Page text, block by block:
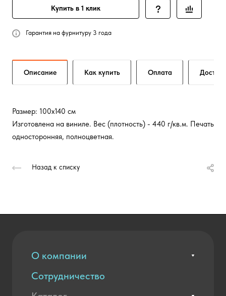
Купить в 1 клик
Гарантия на фурнитуру 3 года
Описание Как купить Оплата
Размер: 100х140 см
Изготовлена на виниле. Вес (плотность) - 440 г/кв.м. Печать
односторонняя, полноцветная.
Назад к списку
О компании
Вакансии
Контакты
Сотрудничество